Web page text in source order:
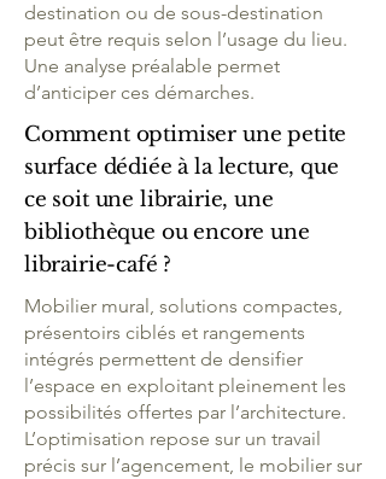
destination ou de sous-destination
peut être requis selon l’usage du lieu.
Une analyse préalable permet
d’anticiper ces démarches.
Comment optimiser une petite
surface dédiée à la lecture, que
ce soit une librairie, une
bibliothèque ou encore une
librairie-café ?
Mobilier mural, solutions compactes,
présentoirs ciblés et rangements
intégrés permettent de densifier
l’espace en exploitant pleinement les
possibilités offertes par l’architecture.
L’optimisation repose sur un travail
précis sur l’agencement, le mobilier sur